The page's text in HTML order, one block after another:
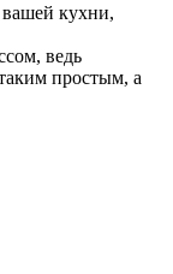
кухни,
ведь
простым, а